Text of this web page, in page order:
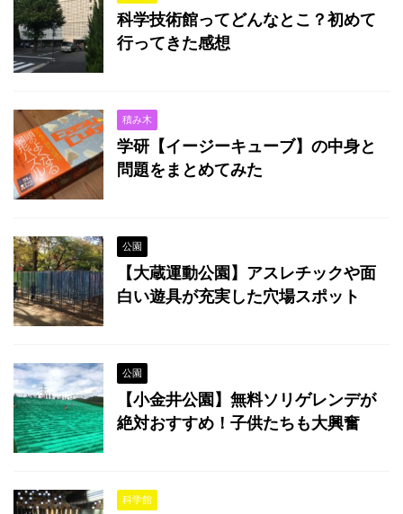
科学技術館ってどんなとこ？初めて
行ってきた感想
積み木
学研【イージーキューブ】の中身と
問題をまとめてみた
公園
【大蔵運動公園】アスレチックや面
白い遊具が充実した穴場スポット
公園
【小金井公園】無料ソリゲレンデが
絶対おすすめ！子供たちも大興奮
科学館